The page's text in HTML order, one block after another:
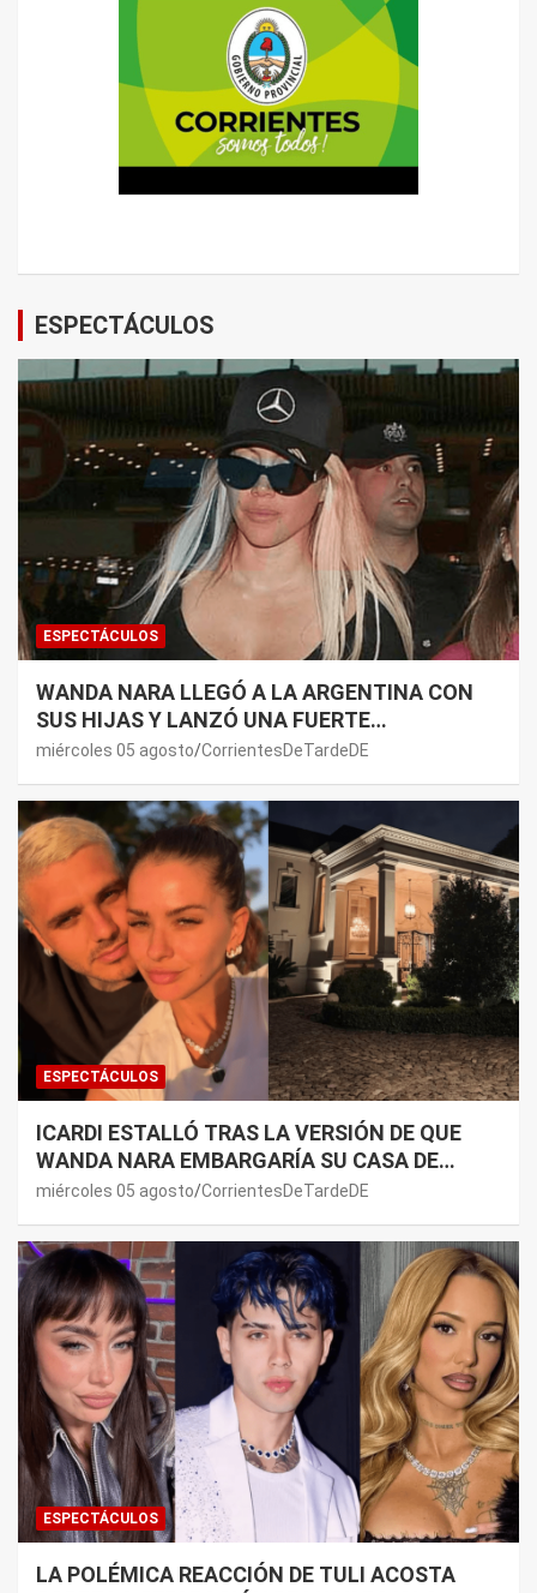
ESPECTÁCULOS
ESPECTÁCULOS
WANDA NARA LLEGÓ A LA ARGENTINA CON
SUS HIJAS Y LANZÓ UNA FUERTE
PREMONICIÓN SOBRE MAURO ICARDI
miércoles 05 agosto CorrientesDeTardeDE
ESPECTÁCULOS
ICARDI ESTALLÓ TRAS LA VERSIÓN DE QUE
WANDA NARA EMBARGARÍA SU CASA DE
NORDELTA: “NECESITAN RASCAR DE ALGÚN
miércoles 05 agosto CorrientesDeTardeDE
ESPECTÁCULOS
LA POLÉMICA REACCIÓN DE TULI ACOSTA